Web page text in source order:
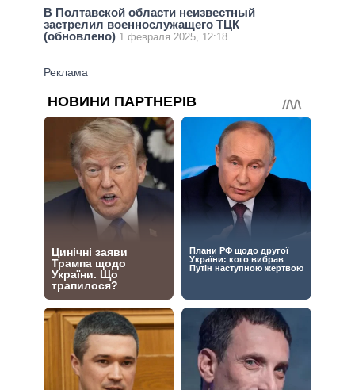
В Полтавской области неизвестный
застрелил военнослужащего ТЦК
(обновлено) 1 февраля 2025, 12:18